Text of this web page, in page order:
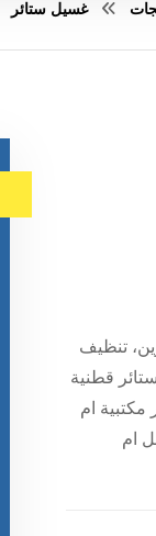
غسيل ستائر
تنظيف
قطنية
مكتبية ام
ام